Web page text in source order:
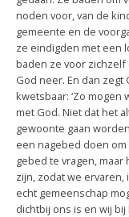
noden voor, van de
gemeente en de
ze eindigden met een
baden ze voor
God neer. En dan
kwetsbaar: ‘Zo
met God. Niet dat het
gewoonte gaan
een nagebed doen
gebed te vragen,
zijn, zodat we ervaren,
echt gemeenschap
dichtbij ons is en wij